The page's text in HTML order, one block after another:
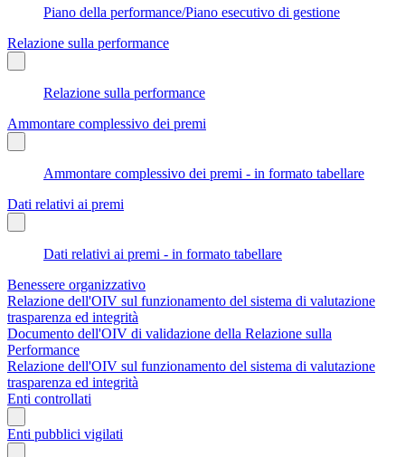
Piano della performance/Piano esecutivo di gestione
Relazione sulla performance
Relazione sulla performance
Ammontare complessivo dei premi
Ammontare complessivo dei premi - in formato tabellare
Dati relativi ai premi
Dati relativi ai premi - in formato tabellare
Benessere organizzativo
Relazione dell'OIV sul funzionamento del sistema di valutazione
trasparenza ed integrità
Documento dell'OIV di validazione della Relazione sulla
Performance
Relazione dell'OIV sul funzionamento del sistema di valutazione
trasparenza ed integrità
Enti controllati
Enti pubblici vigilati